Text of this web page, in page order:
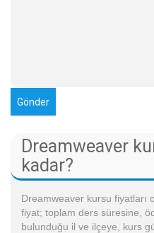
Dreamweaver
kadar?
Dreamweaver kursu fiyatları
fiyat; toplam ders süresine,
bulunduğu il ve ilçeye, kurs